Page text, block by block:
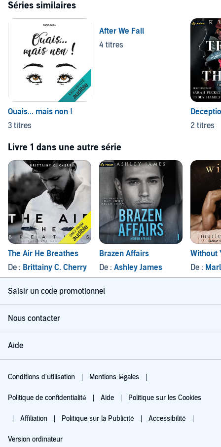
Séries similaires
Ouais... mais non !
3 titres
After We Fall
4 titres
2 titres
Livre 1 dans une autre série
The Air He Breathes
De : Brittainy C. Cherry
Brazen Affairs
De : Ashley James
Without
De :
Saisir un code promotionnel
Nous contacter
Aide
Conditions d'utilisation Mentions légales
Politique de confidentialité Aide Politique sur les Cookies
Affiliation Politique sur la Publicité Accessibilité
Version ordinateur